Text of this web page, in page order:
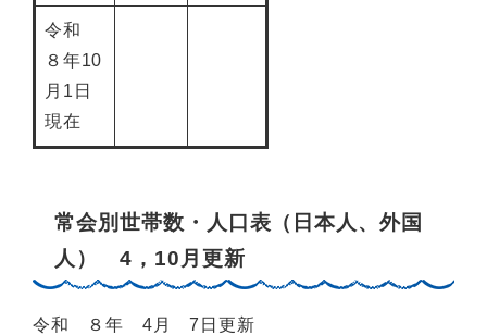
令和
８年10
月1日
現在
常会別世帯数・人口表（日本人、外国
人） 4，10月更新
令和 ８年 4月 7日更新